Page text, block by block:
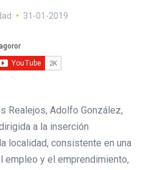
31-01-2019
Realejos, Adolfo González,
a la inserción
localidad, consistente en una
empleo y el emprendimiento,